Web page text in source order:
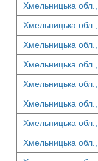
Хмельницька
Хмельницька
Хмельницька
Хмельницька
Хмельницька
Хмельницька
Хмельницька
Хмельницька